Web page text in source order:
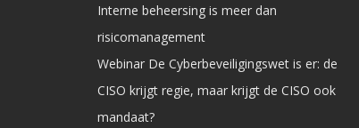
Interne beheersing is meer dan
risicomanagement
Webinar De Cyberbeveiligingswet is er: de
CISO krijgt regie, maar krijgt de CISO ook
mandaat?